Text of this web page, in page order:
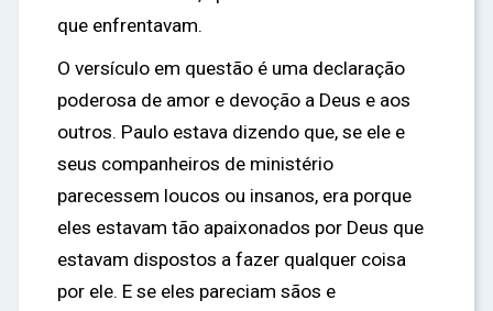
que enfrentavam.
O versículo em questão é uma declaração
poderosa de amor e devoção a Deus e aos
outros. Paulo estava dizendo que, se ele e
seus companheiros de ministério
parecessem loucos ou insanos, era porque
eles estavam tão apaixonados por Deus que
estavam dispostos a fazer qualquer coisa
por ele. E se eles pareciam sãos e